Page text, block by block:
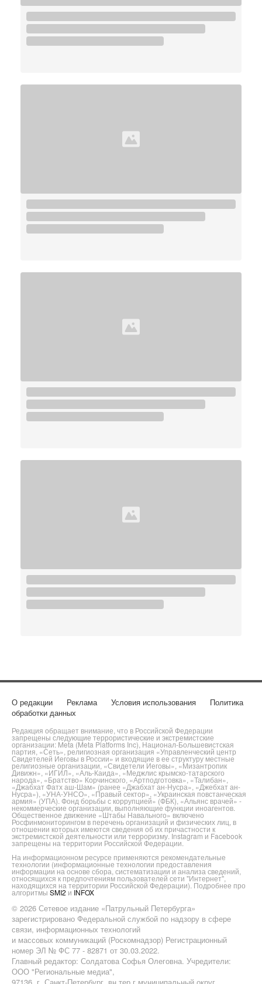
О редакции Реклама Условия использования
Политика
обработки данных
Редакция обращает внимание, что в Российской Федерации
запрещены следующие террористические и экстремистские
организации: Meta (Meta Platforms Inc), Национал-Большевистская
партия, «Сеть», религиозная организация «Управленческий центр
Свидетелей Иеговы в России» и входящие в ее структуру местные
религиозные организации, «Свидетели Иеговы», «Мизантропик
Дивижн», «ИГИЛ», «Аль-Каида», «Меджлис крымско-татарского
народа», «Братство» Корчинского, «Артподготовка», «Талибан»,
«Джабхат Фатх аш-Шам» (ранее «Джабхат ан-Нусра», «Джебхат ан-
Нусра»), «УНА-УНСО», «Правый сектор», «Украинская повстанческая
армия» (УПА). Фонд борьбы с коррупцией» (ФБК), «Альянс врачей» -
некоммерческие организации, выполняющие функции иноагентов.
Общественное движение «Штабы Навального» включено
Росфинмониторингом в перечень организаций и физических лиц, в
отношении которых имеются сведения об их причастности к
экстремистской деятельности или терроризму. Instagram и Facebook
запрещены на территории Российской Федерации.
На информационном ресурсе применяются рекомендательные
технологии (информационные технологии предоставления
информации на основе сбора, систематизации и анализа сведений,
относящихся к предпочтениям пользователей сети "Интернет",
находящихся на территории Российской Федерации). Подробнее про
алгоритмы SMI2 и INFOX
© 2026 Сетевое издание «Патрульный Петербурга»
зарегистрировано Федеральной службой по надзору в сфере
связи, информационных технологий
и массовых коммуникаций (Роскомнадзор) Регистрационный
номер ЭЛ № ФС 77 - 82871 от 30.03.2022.
Главный редактор: Солдатова Софья Олеговна. Учредители:
ООО "Региональные медиа",